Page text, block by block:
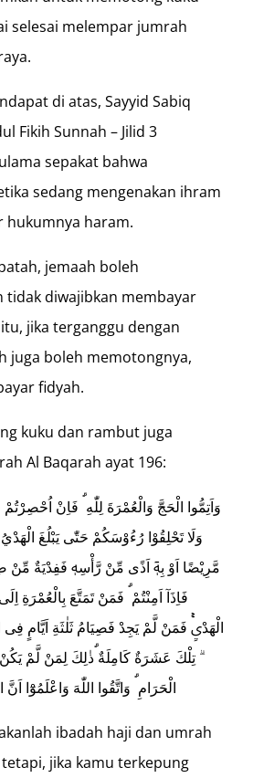
selesai melempar jumrah
di atas, Sayyid Sabiq
Fikih Sunnah – Jilid 3
sepakat bahwa
sedang mengenakan ihram
hukumnya haram.
jemaah boleh
tidak diwajibkan membayar
jika terganggu dengan
juga boleh memotongnya,
fidyah.
kuku dan rambut juga
Al Baqarah ayat 196:
وَاَتِمُّوا الْحَجَّ وَالْعُمْرَةَ لِلّٰهِ ۗ فَاِنْ
وَلَا تَحْلِقُوْا رُءُوْسَكُمْ حَتّٰى يَبْلُغَ
مَّرِيْضًا اَوْ بِهٖٓ اَذًى مِّنْ رَّأْسِهٖ فَفِدْيَةٌ مِّنْ
فَاِذَآ اَمِنْتُمْ ۗ فَمَنْ تَمَتَّعَ بِالْعُمْرَةِ
الْهَدْيِۚ فَمَنْ لَّمْ يَجِدْ فَصِيَامُ ثَلٰثَةِ اَيَّامٍ
تِلْكَ عَشَرَةٌ كَامِلَةٌ ۗذٰلِكَ لِمَنْ لَّمْ
الْحَرَامِ ۗ وَاتَّقُوا اللّٰهَ وَاعْلَمُوْٓا اَنَّ
ibadah haji dan umrah
jika kamu terkepung